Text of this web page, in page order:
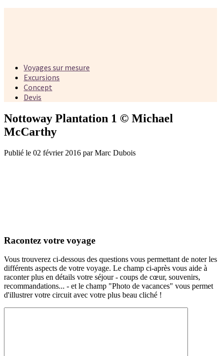
Voyages sur mesure
Excursions
Concept
Devis
Nottoway Plantation 1 © Michael
McCarthy
Publié le 02 février 2016 par Marc Dubois
Racontez votre voyage
Vous trouverez ci-dessous des questions vous permettant de noter les
différents aspects de votre voyage. Le champ ci-après vous aide à
raconter plus en détails votre séjour - coups de cœur, souvenirs,
recommandations... - et le champ "Photo de vacances" vous permet
d'illustrer votre circuit avec votre plus beau cliché !